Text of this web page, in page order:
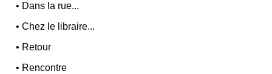
• Dans la rue...
•Chez le libraire...
• Retour
• Rencontre